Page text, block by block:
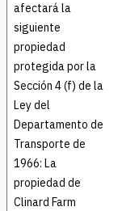
afectará la
siguiente
propiedad
protegida por la
Sección 4 (f) de la
Ley del
Departamento de
Transporte de
1966: La
propiedad de
Clinard Farm